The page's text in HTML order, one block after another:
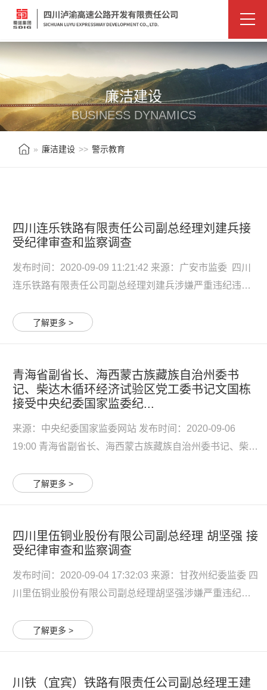
廉洁建设
BUSINESS DYNAMICS
» 廉洁建设 >> 警示教育
四川连乐铁路有限责任公司副总经理刘建兵接
受纪律审查和监察调查
发布时间：2020-09-09 11:21:42 来源：广安市监委 四川
连乐铁路有限责任公司副总经理刘建兵涉嫌严重违纪违
行纪律审查，经四川省监委指定管辖，广安市监委正对其
了解更多 >
青海省副省长、海西蒙古族藏族自治州委书
记、柴达木循环经济试验区党工委书记文国栋
接受中央纪委国家监委纪...
来源：中央纪委国家监委网站 发布时间：2020-09-06
19:00 青海省副省长、海西蒙古族藏族自治州委书记、柴达
主动投案，目前正接受中央纪委国家监委纪律审查和监察
了解更多 >
四川里伍铜业股份有限公司副总经理 胡坚强 接
受纪律审查和监察调查
发布时间：2020-09-04 17:32:03 来源：甘孜州纪委监委 四
川里伍铜业股份有限公司副总经理胡坚强涉嫌严重违纪违
强，男，汉族，1966年6月生，湖南长沙人，在职研究生学
了解更多 >
川铁（宜宾）铁路有限责任公司副总经理王建